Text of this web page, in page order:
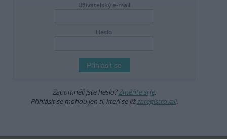
Uživatelský e-mail
Heslo
Zapomněli jste heslo?Změňte si je.
Přihlásit se mohou jen ti, kteří se jižzaregistrovali.